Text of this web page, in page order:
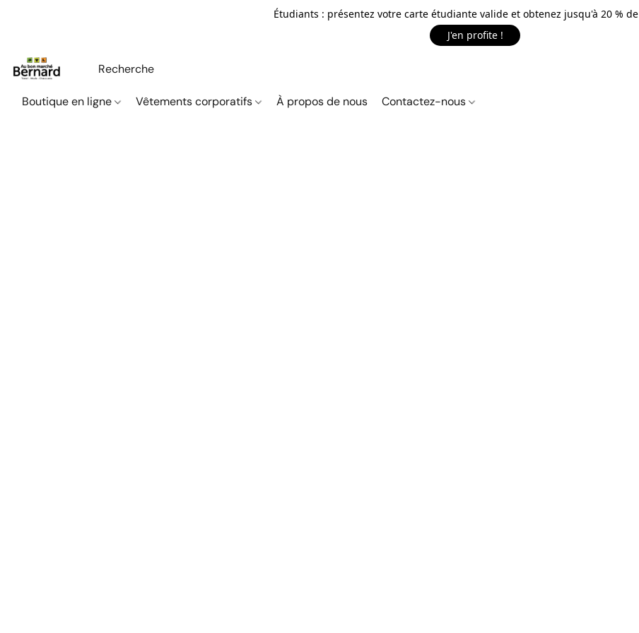
Étudiants : présentez votre carte étudiante valide et obtenez jusqu'à 20 %
J'en profite !
Boutique en ligne Vêtements corporatifs À propos de nous Contactez-nous